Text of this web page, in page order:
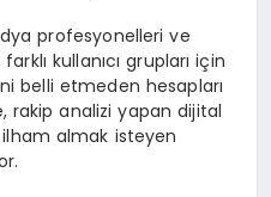
profesyonelleri ve
kullanıcı grupları için
belli etmeden hesapları
rakip analizi yapan dijital
almak isteyen